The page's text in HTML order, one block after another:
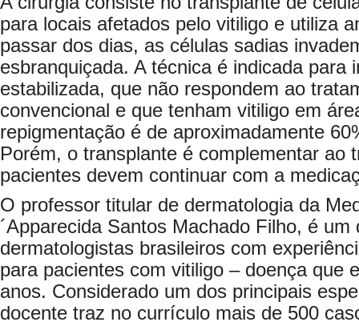
para locais afetados pelo vitiligo e utiliza
passar dos dias, as células sadias
esbranquiçada. A técnica é indicada para
estabilizada, que não respondem ao
convencional e que tenham vitiligo em
repigmentação é de aproximadamente
Porém, o transplante é complementar ao
pacientes devem continuar com a
O professor titular de dermatologia da
´Apparecida Santos Machado Filho, é um
dermatologistas brasileiros com
para pacientes com vitiligo – doença que
anos. Considerado um dos principais
docente traz no currículo mais de 500